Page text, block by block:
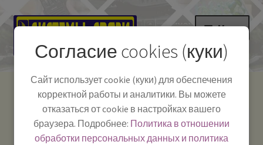
Перейти
навигации
Перейти
содержимому
Меню
Как пользоваться
Системы Связи:
г. Красноярск, ул.
Телефон:+7-
391-249-1040
Согласие cookies (куки)
Сайт использует cookie (куки) для обеспечения
корректной работы и аналитики. Вы можете
отказаться от cookie в настройках вашего
браузера. Подробнее: Политика в отношении
обработки персональных данных и политика